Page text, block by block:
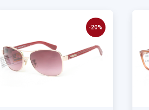
-20%